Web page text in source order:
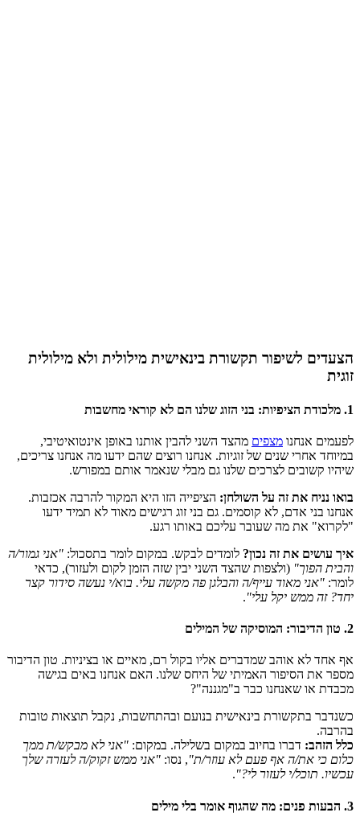
הצעדים לשיפור תקשורת בינאישית מילולית ולא מילולית
זוגית
1. מלכודת הציפיות: בני הזוג שלנו הם לא קוראי מחשבות
לפעמים אנחנו מצפים מהצד השני להבין אותנו באופן אינטואיטיבי,
במיוחד אחרי שנים של זוגיות. אנחנו רוצים שהם ידעו מה אנחנו צריכים,
שיהיו קשובים לצרכים שלנו גם מבלי שנאמר אותם במפורש.
בואו נניח את זה על השולחן: הציפייה הזו היא המקור להרבה אכזבות.
אנחנו בני אדם, לא קוסמים. גם בני זוג רגישים מאוד לא תמיד ידעו
"לקרוא" את מה שעובר עליכם באותו רגע.
איך עושים את זה נכון? לומדים לבקש. במקום לומר בתסכול: "אני גמור/ה
והבית הפוך" (ולצפות שהצד השני יבין שזה הזמן לקום ולעזור), כדאי
לומר: "אני מאוד עייף/ה והבלגן פה מקשה עלי. בוא/י נעשה סידור קצר
יחד? זה ממש יקל עלי".
2. טון הדיבור: המוסיקה של המילים
אף אחד לא אוהב שמדברים אליו בקול רם, מאיים או בציניות. טון הדיבור
מספר את הסיפור האמיתי של היחס שלנו. האם אנחנו באים בגישה
מכבדת או שאנחנו כבר ב"מגננה"?
כשנדבר בתקשורת בינאישית בנועם ובהתחשבות, נקבל תוצאות טובות
בהרבה.
כלל הזהב: דברו בחיוב במקום בשלילה. במקום: "אני לא מבקש/ת ממך
כלום כי את/ה אף פעם לא עוזר/ת", נסו: "אני ממש זקוק/ה לעזרה שלך
עכשיו. תוכל/י לעזור לי?".
3. הבעות פנים: מה שהגוף אומר בלי מילים